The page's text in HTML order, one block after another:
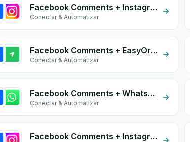
Facebook Comments + Instagram
Conectar & Automatizar
Facebook Comments + EasyOrders
Conectar & Automatizar
Facebook Comments + Whatsapp API
Conectar & Automatizar
Facebook Comments + Instagram Comment